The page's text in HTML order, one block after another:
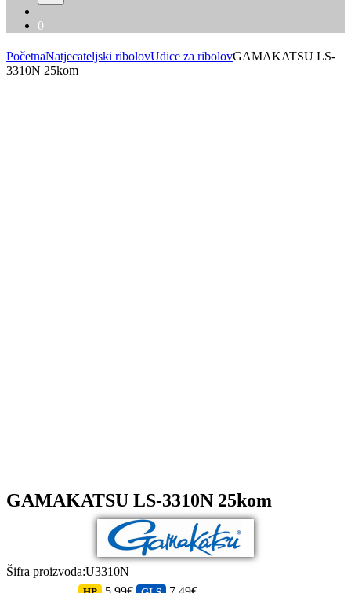
0
PočetnaNatjecateljski ribolovUdice za ribolovGAMAKATSU LS-
3310N 25kom
GAMAKATSU LS-3310N 25kom
Šifra proizvoda:U3310N